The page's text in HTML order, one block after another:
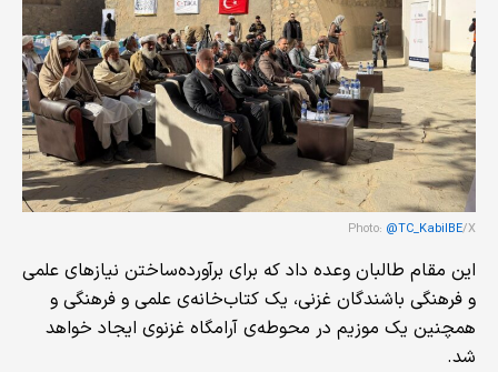
Photo: @TC_KabilBE/X
این مقام طالبان وعده داد که برای برآورده‌ساختن نیازهای علمی
و فرهنگی باشندگان غزنی، یک کتاب‌خانه‌ی علمی و فرهنگی و
همچنین یک موزیم در محوطه‌ی آرامگاه غزنوی ایجاد خواهد
شد.